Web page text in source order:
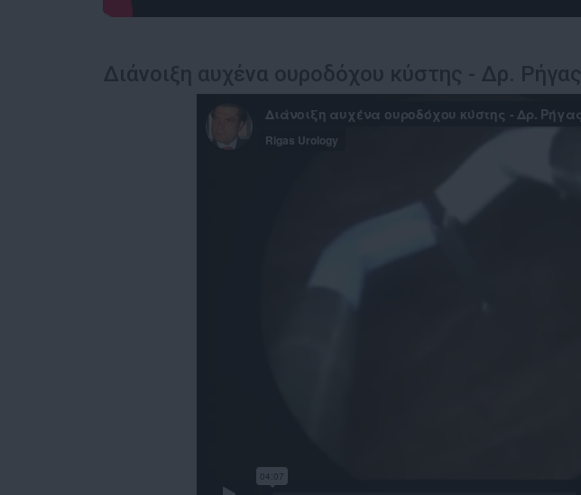
Διάνοιξη αυχένα ουροδόχου κύστης - Δρ. Ρήγας